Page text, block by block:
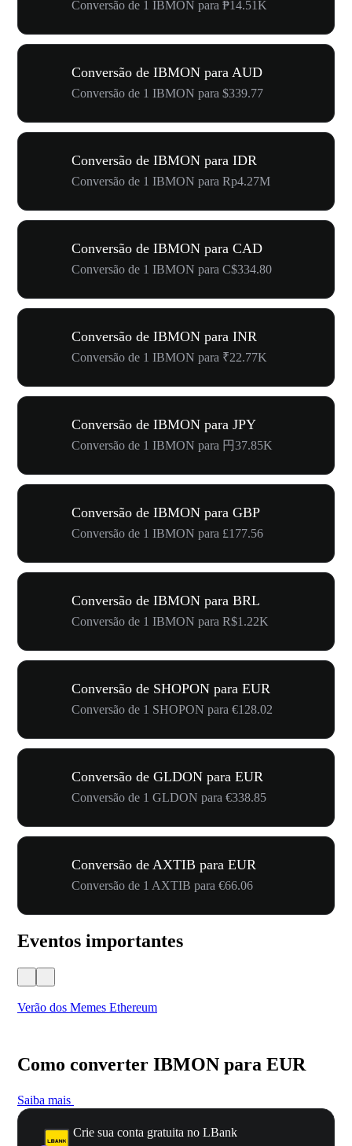
Conversão de 1 IBMON para ₱14.51K
Conversão de IBMON para AUD
Conversão de 1 IBMON para $339.77
Conversão de IBMON para IDR
Conversão de 1 IBMON para Rp4.27M
Conversão de IBMON para CAD
Conversão de 1 IBMON para C$334.80
Conversão de IBMON para INR
Conversão de 1 IBMON para ₹22.77K
Conversão de IBMON para JPY
Conversão de 1 IBMON para 円37.85K
Conversão de IBMON para GBP
Conversão de 1 IBMON para £177.56
Conversão de IBMON para BRL
Conversão de 1 IBMON para R$1.22K
Conversão de SHOPON para EUR
Conversão de 1 SHOPON para €128.02
Conversão de GLDON para EUR
Conversão de 1 GLDON para €338.85
Conversão de AXTIB para EUR
Conversão de 1 AXTIB para €66.06
Eventos importantes
Verão dos Memes Ethereum
Como converter IBMON para EUR
Saiba mais
Crie sua conta gratuita no LBank